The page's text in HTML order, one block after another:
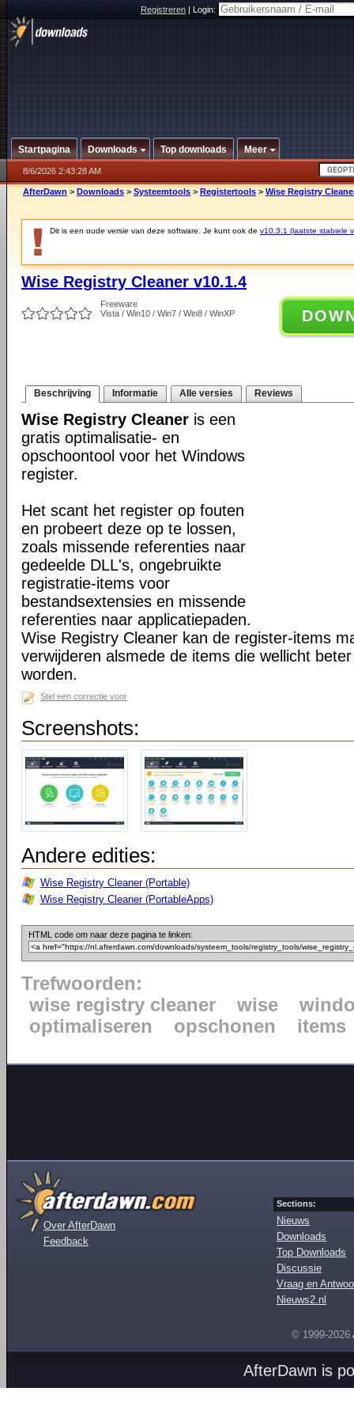
Registreren|Login:
Startpagina Downloads Top downloads Meer
8/6/2026 2:43:28 AM
AfterDawn > Downloads > Systeemtools > Registertools > Wise Registry
Dit is een oude versie van deze software. Je kunt ook de v10.3.1 (laatste stabiele
Wise Registry Cleaner v10.1.4
Freeware
Vista / Win10 / Win7 / Win8 / WinXP
Beschrijving Informatie Alle versies Reviews
Wise Registry Cleaner is een
gratis optimalisatie- en
opschoontool voor het Windows
register.
Het scant het register op fouten
en probeert deze op te lossen,
zoals missende referenties naar
gedeelde DLL's, ongebruikte
registratie-items voor
bestandsextensies en missende
referenties naar applicatiepaden.
Wise Registry Cleaner kan de register-items
verwijderen alsmede de items die wellicht
worden.
Stel een correctie voor
Screenshots:
Andere edities:
Wise Registry Cleaner (Portable)
Wise Registry Cleaner (PortableApps)
HTML code om naar deze pagina te linken:
Trefwoorden:
wise registry cleaner
wise
optimaliseren
opschonen items
Over AfterDawn
Feedback
Sections:
Nieuws
Downloads
Top Downloads
Discussie
Vraag en
Nieuws2.nl
© 1999-2026
AfterDawn is